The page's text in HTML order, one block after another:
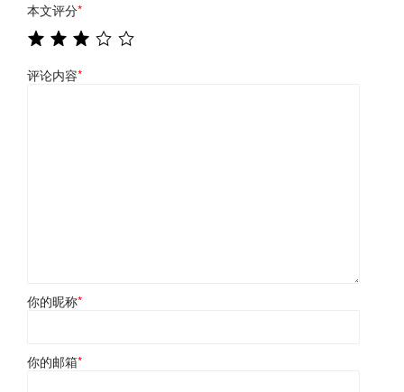
本文评分*
评论内容*
你的昵称*
你的邮箱*